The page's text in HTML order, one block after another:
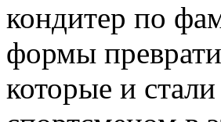
кондитер по
формы
которые и